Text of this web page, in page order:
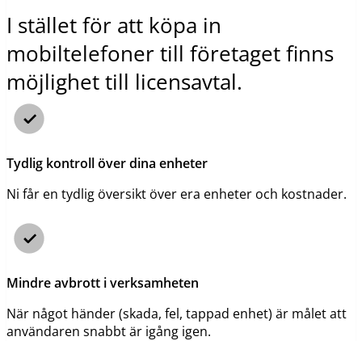
I stället för att köpa in
mobiltelefoner till företaget finns
möjlighet till licensavtal.
Tydlig kontroll över dina enheter
Ni får en tydlig översikt över era enheter och kostnader.
Mindre avbrott i verksamheten
När något händer (skada, fel, tappad enhet) är målet att
användaren snabbt är igång igen.